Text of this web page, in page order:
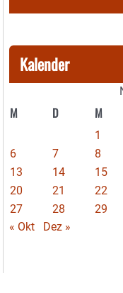
Kalender
M D M
1
6
7 8
13
14 15
20
21 22
27
28 29
« Okt
Dez »